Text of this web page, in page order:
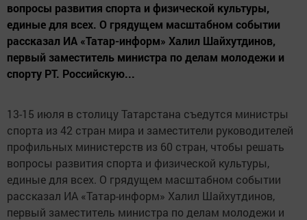
вопросы развития спорта и физической культуры,
единые для всех. О грядущем масштабном событии
рассказал ИА «Татар-информ» Халил Шайхутдинов,
первый заместитель министра по делам молодежи и
спорту РТ. Российскую...
13-15 июля в столицу Татарстана съедутся министры
спорта из 42 стран мира и заместители руководителей
профильных министерств из 60 стран, чтобы решать
вопросы развития спорта и физической культуры,
единые для всех. О грядущем масштабном событии
рассказал ИА «Татар-информ» Халил Шайхутдинов,
первый заместитель министра по делам молодежи и